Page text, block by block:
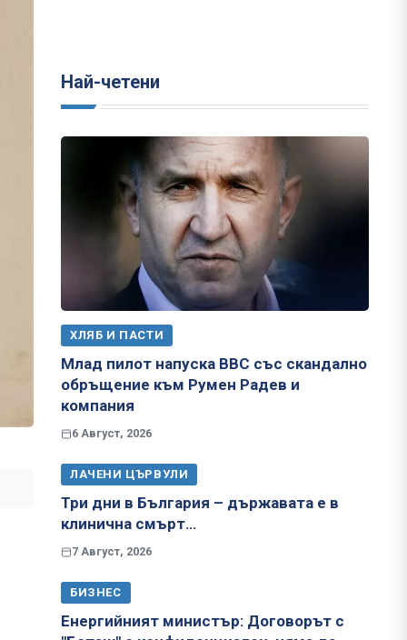
Най-четени
ХЛЯБ И ПАСТИ
Млад пилот напуска ВВС със скандално
обръщение към Румен Радев и
компания
6 Август, 2026
ЛАЧЕНИ ЦЪРВУЛИ
Три дни в България – държавата е в
клинична смърт…
7 Август, 2026
БИЗНЕС
Енергийният министър: Договорът с